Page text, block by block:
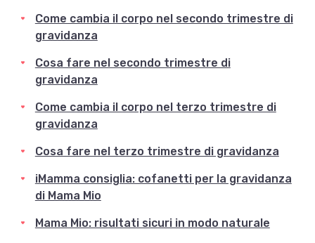
Come cambia il corpo nel secondo trimestre di
gravidanza
Cosa fare nel secondo trimestre di
gravidanza
Come cambia il corpo nel terzo trimestre di
gravidanza
Cosa fare nel terzo trimestre di gravidanza
iMamma consiglia: cofanetti per la gravidanza
di Mama Mio
Mama Mio: risultati sicuri in modo naturale